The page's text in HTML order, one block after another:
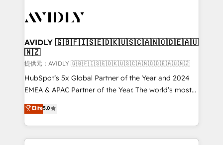
CRM and webdesign (We focus on EMEA - USA
AVIDLY 🇬🇧🇫🇮🇸🇪🇩🇰🇺🇸🇨🇦🇳🇴🇩🇪🇦🇺
🇳🇿
提供元：AVIDLY 🇬🇧🇫🇮🇸🇪🇩🇰🇺🇸🇨🇦🇳🇴🇩🇪🇦🇺🇳🇿
HubSpot’s 5x Global Partner of the Year and 2024
EMEA & APAC Partner of the Year. The world’s most
experienced and fully accredited HubSpot Solutions
Partner. 🚀 With 2,750+ HubSpot projects delivered
and 370+ specialists across EMEA, APAC and NAM,
we de-risk complex CRM programmes and
Elite5.0